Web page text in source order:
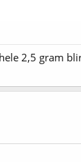
2,5 gram